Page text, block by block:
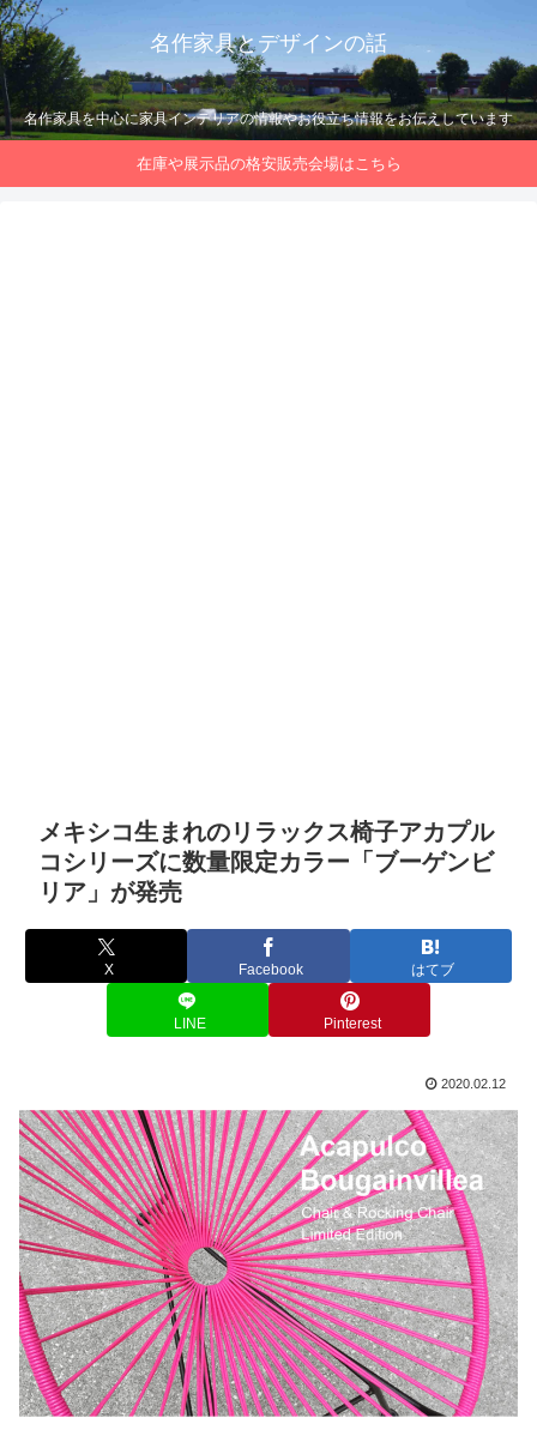
名作家具とデザインの話
名作家具を中心に家具インテリアの情報やお役立ち情報をお伝えしています
在庫や展示品の格安販売会場はこちら
メキシコ生まれのリラックス椅子アカプル
コシリーズに数量限定カラー「ブーゲンビ
リア」が発売
X Facebook はてブ
LINE Pinterest
2020.02.12